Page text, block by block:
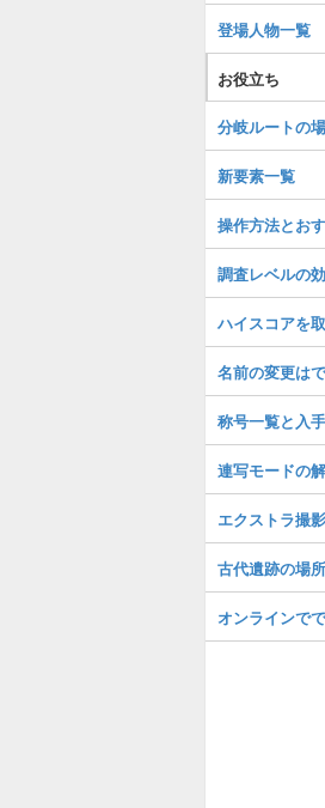
登場人物一覧
お役立ち
分岐ルートの
新要素一覧
操作方法とお
調査レベルの
ハイスコアを
名前の変更は
称号一覧と入
連写モードの
エクストラ撮
古代遺跡の場所
オンラインで